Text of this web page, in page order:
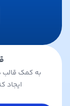
به کمک قالب
ایجاد